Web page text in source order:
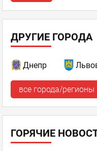
ДРУГИЕ ГОРОДА
Днепр
все города/регионы
ГОРЯЧИЕ